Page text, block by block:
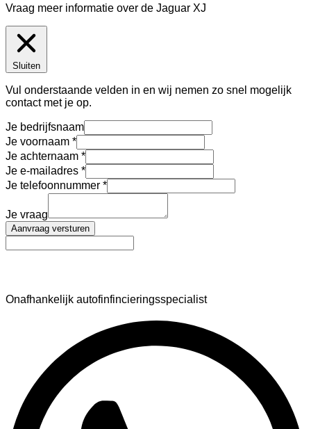
Vraag meer informatie over de Jaguar XJ
Sluiten
Vul onderstaande velden in en wij nemen zo snel mogelijk
contact met je op.
Je bedrijfsnaam
Je voornaam
Je achternaam
Je e-mailadres
Je telefoonnummer
Je vraag
Aanvraag versturen
Onafhankelijk autofinfincieringsspecialist